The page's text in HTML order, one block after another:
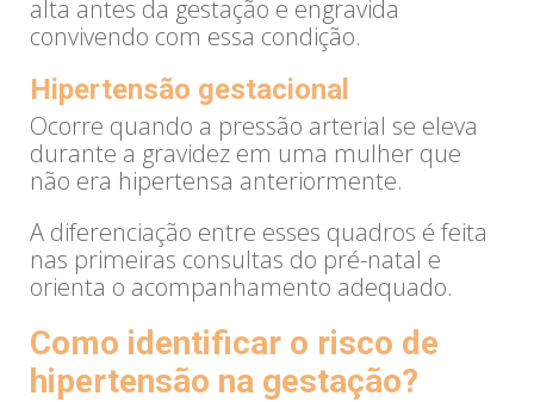
alta antes da gestação e engravida
convivendo com essa condição.
Hipertensão gestacional
Ocorre quando a pressão arterial se eleva
durante a gravidez em uma mulher que
não era hipertensa anteriormente.
A diferenciação entre esses quadros é feita
nas primeiras consultas do pré-natal e
orienta o acompanhamento adequado.
Como identificar o risco de
hipertensão na gestação?